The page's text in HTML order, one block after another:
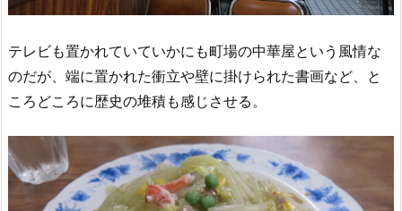
テレビも置かれていていかにも町場の中華屋という風情な
のだが、端に置かれた衝立や壁に掛けられた書画など、と
ころどころに歴史の堆積も感じさせる。